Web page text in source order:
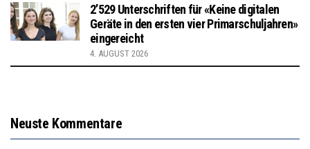
2’529 Unterschriften für «Keine digitalen
Geräte in den ersten vier Primarschuljahren»
eingereicht
4. AUGUST 2026
Neuste Kommentare